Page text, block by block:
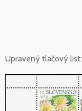
Upravený tlačový list: